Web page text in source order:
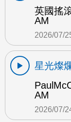
英國搖
AM
2026/07/
星光燦
AM
2026/07/